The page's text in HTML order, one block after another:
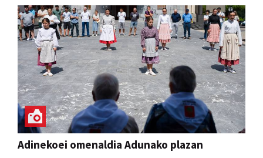
Adinekoei omenaldia Adunako plazan